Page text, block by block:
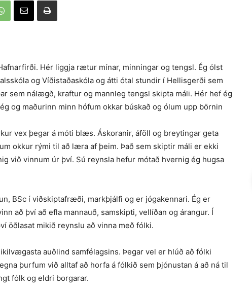
Hér liggja rætur mínar, minn­ingar og tengsl. Ég ólst
og Víði­staðaskóla og átti ótal stundir í Hellisgerði sem
sem nálægð, kraftur og mannleg tengsl skipta máli. Hér hef ég
og maðurinn minn hófum okkar búskað og ólum upp börnin
vex þegar á móti blæs. Áskoranir, áföll og breytingar geta
okkur rými til að læra af þeim. Það sem skiptir máli er ekki
við vinnum úr því. Sú reynsla hefur mótað hvernig ég hugsa
BSc í viðskiptafræði, markþjálfi og er jógakennari. Ég er
að því að efla mannauð, samskipti, vellíðan og árangur. Í
öðlasat mikið reynslu að vinna með fólki.
auðlind samfélagsins. Þegar vel er hlúð að fólki
þurfum við alltaf að horfa á fólkið sem þjónustan á að ná til
fólk og eldri borgarar.